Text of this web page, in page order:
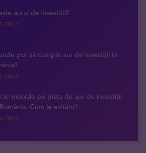
aurul de investiții?
pot să cumpăr aur de investiții în
neloiale pe piața de aur de investiții
Cum le evităm?